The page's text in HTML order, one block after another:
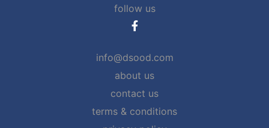
follow us
info@dsood.com
about us
contact us
terms & conditions